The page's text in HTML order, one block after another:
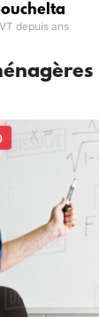
depuis ans